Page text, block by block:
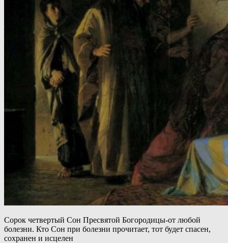
Сорок четвертый Сон Пресвятой Богородицы-от любой
болезни. Кто Сон при болезни прочитает, тот будет спасен,
сохранен и исцелен